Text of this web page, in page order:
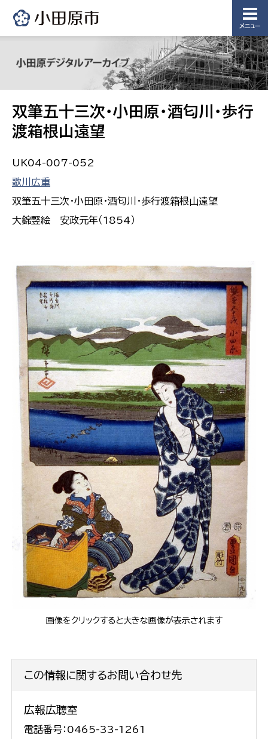
メニュー
双筆五十三次・小田原・酒匂川・歩行
渡箱根山遠望
UK04-007-052
歌川広重
双筆五十三次・小田原・酒匂川・歩行渡箱根山遠望
大錦竪絵 安政元年（1854）
画像をクリックすると大きな画像が表示されます
この情報に関するお問い合わせ先
広報広聴室
電話番号：0465-33-1261